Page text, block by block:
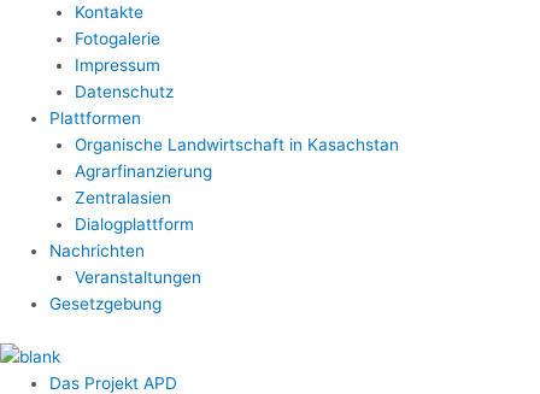
Kontakte
Fotogalerie
Impressum
Datenschutz
Plattformen
Organische Landwirtschaft in Kasachstan
Agrarfinanzierung
Zentralasien
Dialogplattform
Nachrichten
Veranstaltungen
Gesetzgebung
Das Projekt APD